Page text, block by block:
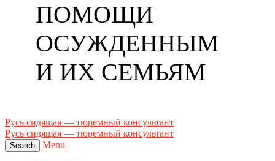
ПОМОЩИ
ОСУЖДЕННЫМ
И ИХ СЕМЬЯМ
Русь сидящая — тюремный консультант
Русь сидящая — тюремный консультант
Search Menu